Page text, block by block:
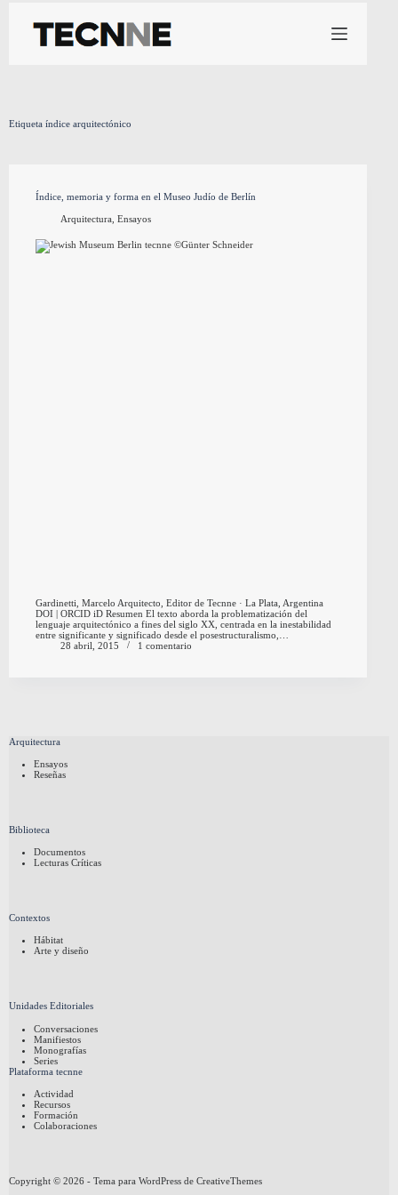
contenido
Etiqueta índice arquitectónico
Índice, memoria y forma en el Museo Judío de Berlín
Arquitectura, Ensayos
Gardinetti, Marcelo Arquitecto, Editor de Tecnne · La Plata, Argentina
DOI | ORCID iD Resumen El texto aborda la problematización del
lenguaje arquitectónico a fines del siglo XX, centrada en la inestabilidad
entre significante y significado desde el posestructuralismo,…
28 abril, 2015
1 comentario
Arquitectura
Ensayos
Reseñas
Biblioteca
Documentos
Lecturas Críticas
Contextos
Hábitat
Arte y diseño
Unidades Editoriales
Conversaciones
Manifiestos
Monografías
Series
Plataforma tecnne
Actividad
Recursos
Formación
Colaboraciones
Copyright © 2026 - Tema para WordPress de CreativeThemes